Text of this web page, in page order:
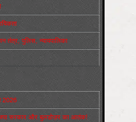
तंत्र, पुलिस, न्‍यायपालिका
2026
सरकार और बुलडोज़र का आतंक!